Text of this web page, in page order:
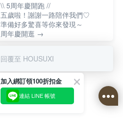
\\ 5周年慶開跑 //
五歲啦！謝謝一路陪伴我們♡
準備好多驚喜等你來發現～
周年慶開逛 →
回覆至 HOUSUXI
加入綁訂領100折扣金
連結 LINE 帳號